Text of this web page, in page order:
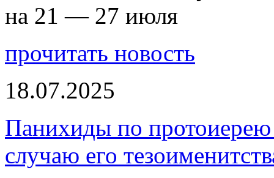
на 21 — 27 июля
прочитать новость
18.07.2025
Панихиды по
случаю его